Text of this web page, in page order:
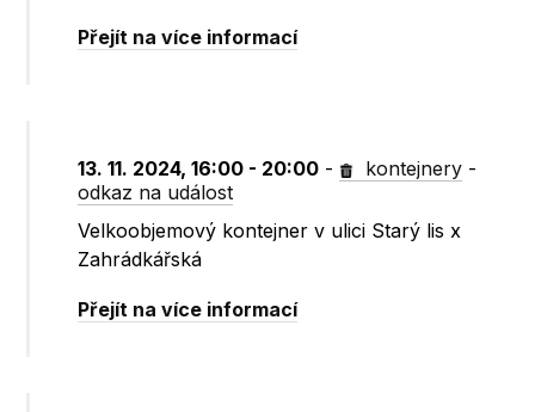
Přejít na více informací
13. 11. 2024, 16:00 - 20:00 - kontejnery -
odkaz na událost
Velkoobjemový kontejner v ulici Starý lis x
Zahrádkářská
Přejít na více informací